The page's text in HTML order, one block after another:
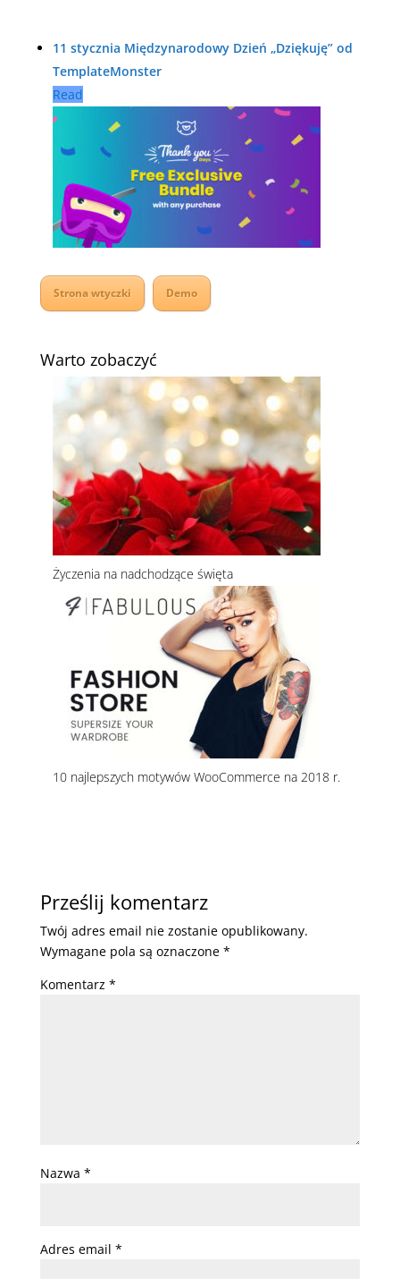
11 stycznia Międzynarodowy Dzień „Dziękuję” od
TemplateMonster
Read
Strona wtyczki Demo
Warto zobaczyć
Życzenia na nadchodzące święta
10 najlepszych motywów WooCommerce na 2018 r.
Prześlij komentarz
Twój adres email nie zostanie opublikowany.
Wymagane pola są oznaczone *
Komentarz *
Nazwa *
Adres email *